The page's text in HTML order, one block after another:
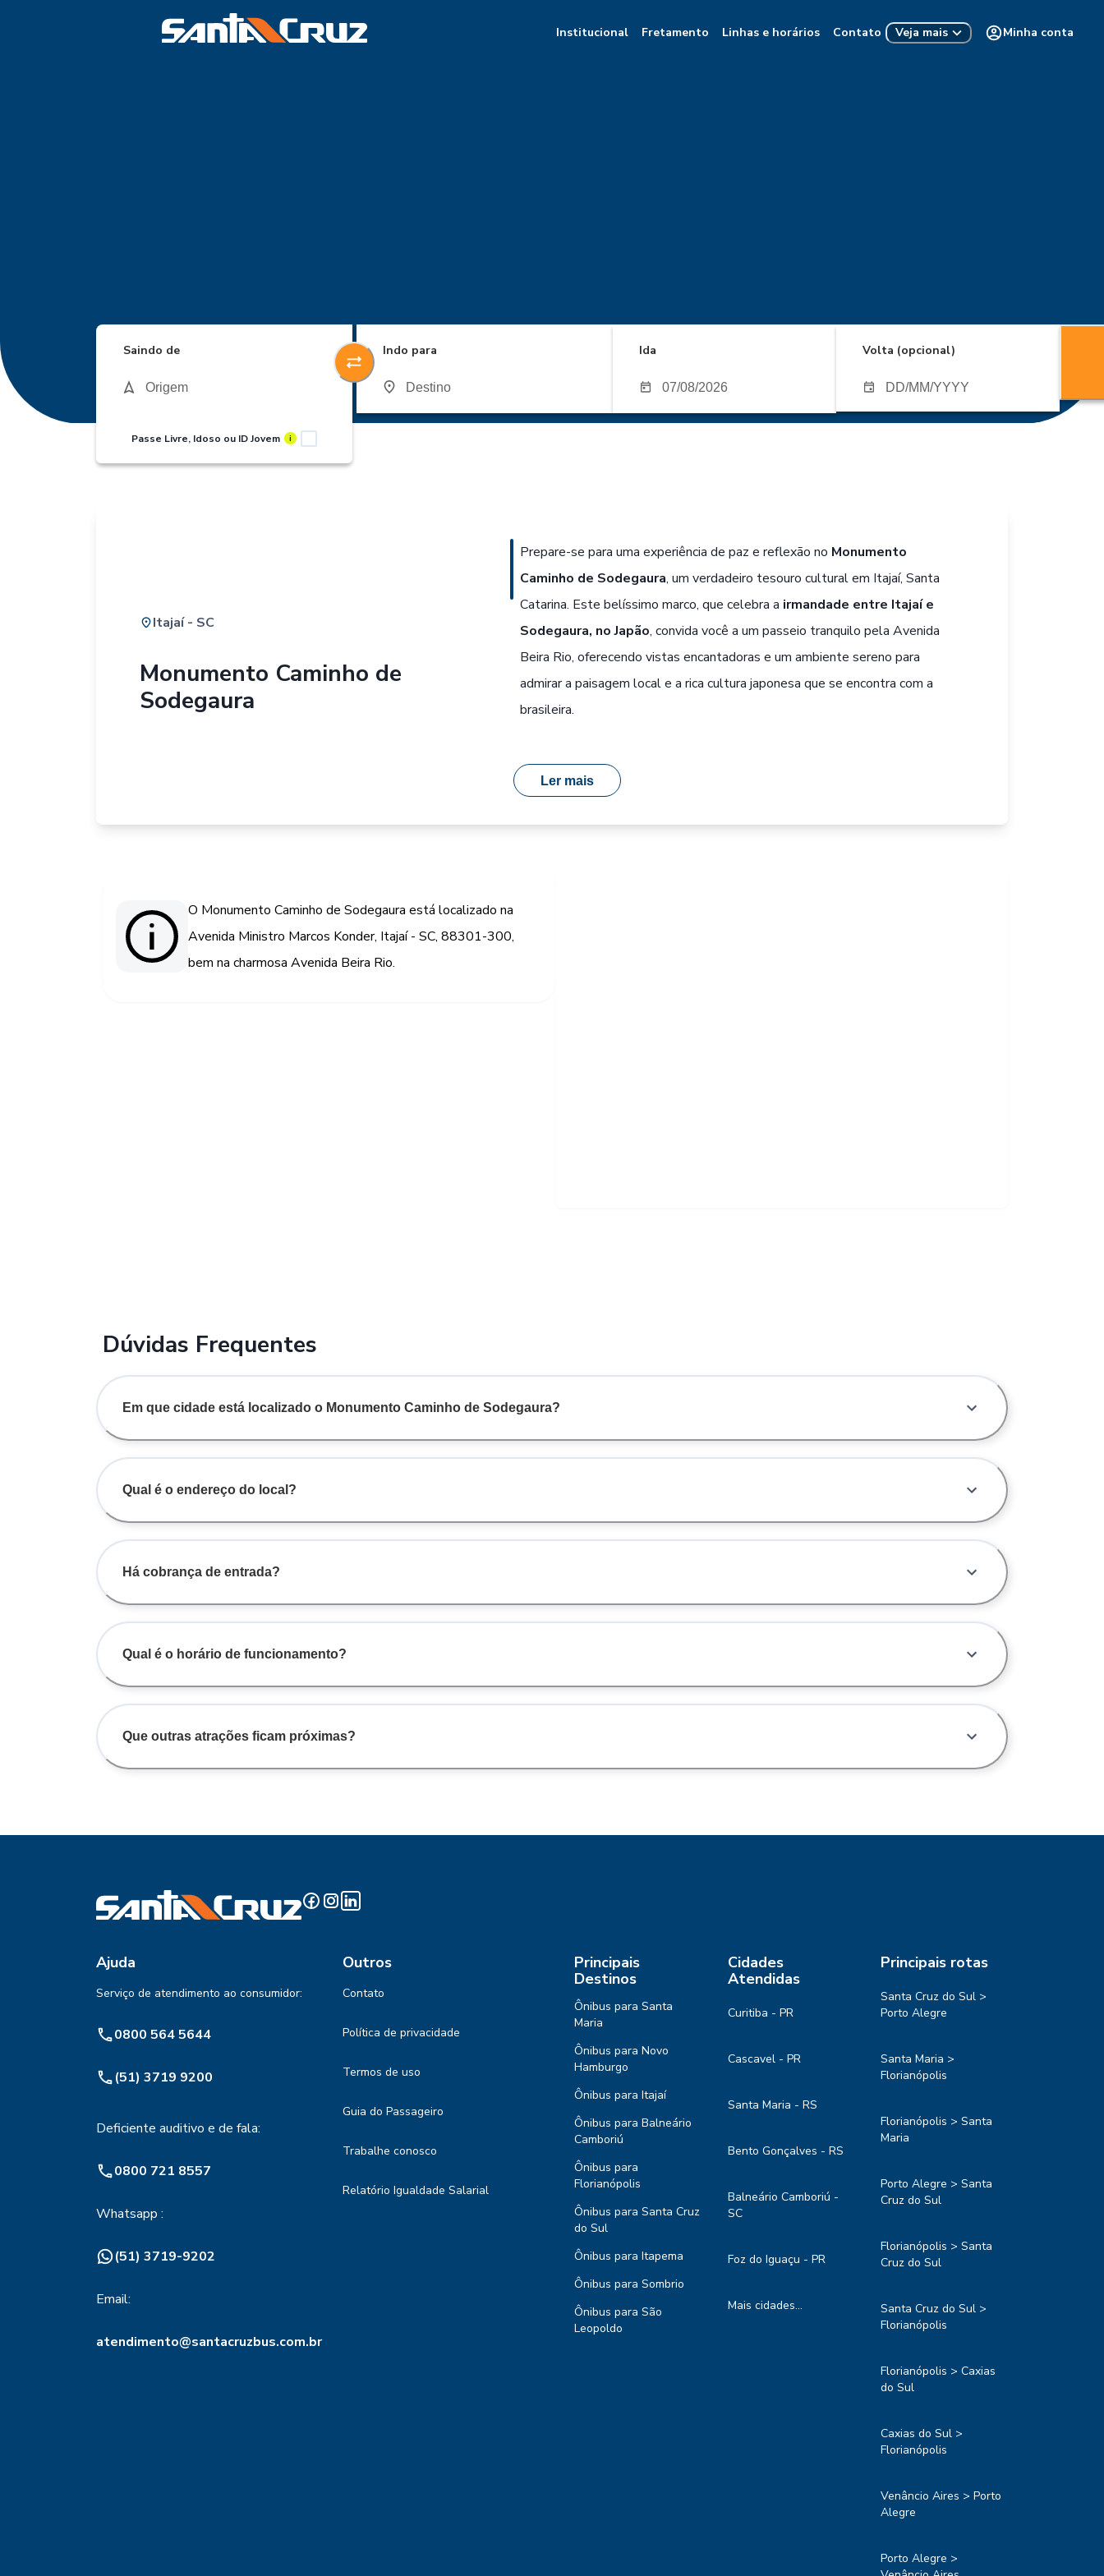
Institucional Fretamento Linhas e horários Contato Veja mais Minha conta
Saindo de
Passe Livre, Idoso ou ID Jovem i
Indo para Ida Volta (opcional)
Itajaí - SC
Monumento Caminho de
Sodegaura
Prepare-se para uma experiência de paz e reflexão no Monumento
Caminho de Sodegaura, um verdadeiro tesouro cultural em Itajaí, Santa
Catarina. Este belíssimo marco, que celebra a irmandade entre Itajaí e
Sodegaura, no Japão, convida você a um passeio tranquilo pela Avenida
Beira Rio, oferecendo vistas encantadoras e um ambiente sereno para
admirar a paisagem local e a rica cultura japonesa que se encontra com a
brasileira.
Ler mais
O Monumento Caminho de Sodegaura está localizado na
Avenida Ministro Marcos Konder, Itajaí - SC, 88301-300,
bem na charmosa Avenida Beira Rio.
Dúvidas Frequentes
Em que cidade está localizado o Monumento Caminho de Sodegaura?
Qual é o endereço do local?
Há cobrança de entrada?
Qual é o horário de funcionamento?
Que outras atrações ficam próximas?
Ajuda
Serviço de atendimento ao consumidor:
0800 564 5644
(51) 3719 9200
Deficiente auditivo e de fala:
0800 721 8557
Whatsapp :
(51) 3719-9202
Email:
atendimento@santacruzbus.com.br
Outros
Contato
Política de privacidade
Termos de uso
Guia do Passageiro
Trabalhe conosco
Relatório Igualdade Salarial
Principais
Destinos
Ônibus para Santa
Maria
Ônibus para Novo
Hamburgo
Ônibus para Itajaí
Ônibus para Balneário
Camboriú
Ônibus para
Florianópolis
Ônibus para Santa Cruz
do Sul
Ônibus para Itapema
Ônibus para Sombrio
Ônibus para São
Leopoldo
Cidades
Atendidas
Curitiba - PR
Cascavel - PR
Santa Maria - RS
Bento Gonçalves - RS
Balneário Camboriú -
SC
Foz do Iguaçu - PR
Mais cidades...
Principais rotas
Santa Cruz do Sul >
Porto Alegre
Santa Maria >
Florianópolis
Florianópolis > Santa
Maria
Porto Alegre > Santa
Cruz do Sul
Florianópolis > Santa
Cruz do Sul
Santa Cruz do Sul >
Florianópolis
Florianópolis > Caxias
do Sul
Caxias do Sul >
Florianópolis
Venâncio Aires > Porto
Alegre
Porto Alegre >